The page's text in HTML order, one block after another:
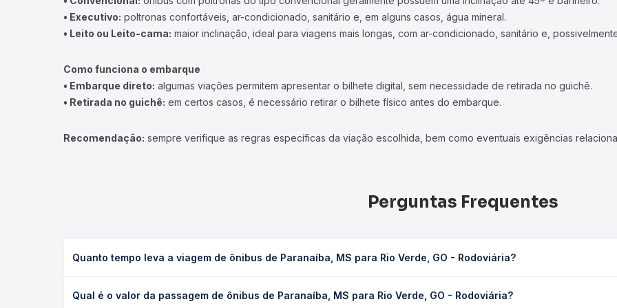
• Executivo: poltronas confortáveis, ar-condicionado, sanitário e, em alguns casos, água mineral.
• Leito ou Leito-cama: maior inclinação, ideal para viagens mais longas, com ar-condicionado, sanitário e,
Como funciona o embarque
• Embarque direto: algumas viações permitem apresentar o bilhete digital, sem necessidade de retirada no guichê.
• Retirada no guichê: em certos casos, é necessário retirar o bilhete físico antes do embarque.
Recomendação: sempre verifique as regras específicas da viação escolhida, bem como eventuais exigências
Perguntas Frequentes
Quanto tempo leva a viagem de ônibus de Paranaíba, MS para Rio Verde, GO - Rodoviária?
executivo ou leito) e as condições de tráfego. Na Quero Passagem você consulta os horários disponíveis e vê a
Qual é o valor da passagem de ônibus de Paranaíba, MS para Rio Verde, GO - Rodoviária?